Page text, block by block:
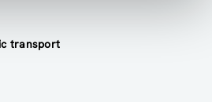
transport